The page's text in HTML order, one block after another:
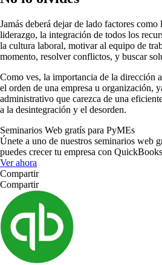
Jamás deberá dejar de lado factores
liderazgo, la integración de todos los
la cultura laboral, motivar al equipo de
momento, resolver conflictos, y buscar
Como ves, la importancia de la dirección
el orden de una empresa u organización,
administrativo que carezca de una
a la desintegración y el desorden.
Seminarios Web gratís para PyMEs
Únete a uno de nuestros seminarios web
puedes crecer tu empresa con QuickBooks
Ver ahora
Compartir
Compartir